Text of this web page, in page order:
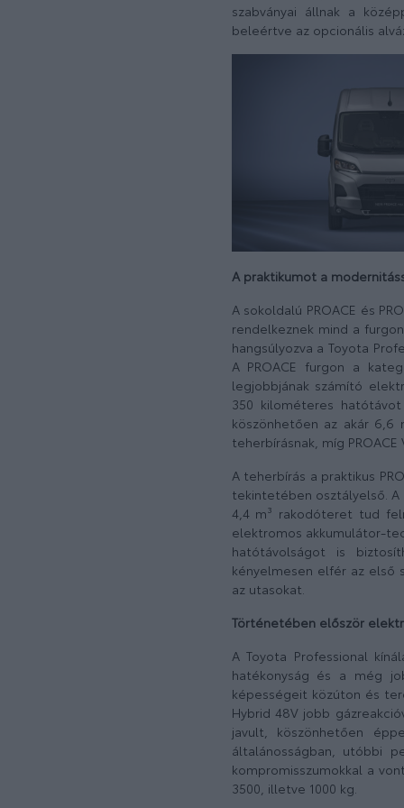
szabványai állnak a
beleértve az opcionális
A praktikumot a
A sokoldalú PROACE és
rendelkeznek mind a
hangsúlyozva a Toyota
A PROACE furgon a
legjobbjának számító
350 kilométeres
köszönhetően az akár 6,6
teherbírásnak, míg
A teherbírás a praktikus
tekintetében osztályelső.
4,4 m³ rakodóteret tud
elektromos akkumulátor-
hatótávolságot is
kényelmesen elfér az első
az utasokat.
Történetében először
A Toyota Professional
hatékonyság és a még
képességeit közúton és
Hybrid 48V jobb
javult, köszönhetően
általánosságban, utóbbi
kompromisszumokkal a
3500, illetve 1000 kg.